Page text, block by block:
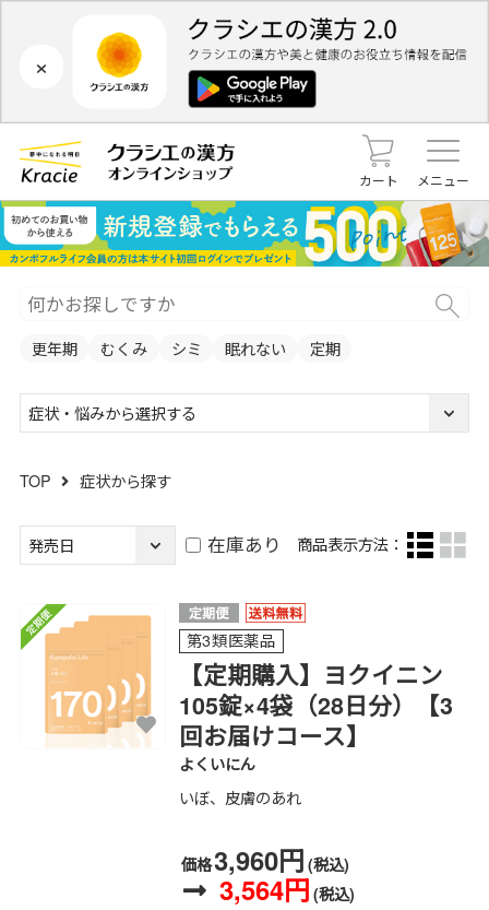
×
カート メニュー
更年期 むくみ シミ 眠れない 定期
症状・悩みから選択する
TOP 症状から探す
在庫あり 商品表示方法：
第3類医薬品
【定期購入】ヨクイニン
105錠×4袋（28日分）【3
回お届けコース】
よくいにん
いぼ、皮膚のあれ
価格3,960円 (税込)
3,564円 (税込)